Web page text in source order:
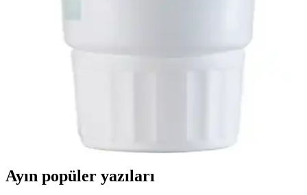
hijyeninizi artırın.
destekler. Düzenli kullanım ile etkili sonuçlar sağlar.
Ayın popüler yazıları